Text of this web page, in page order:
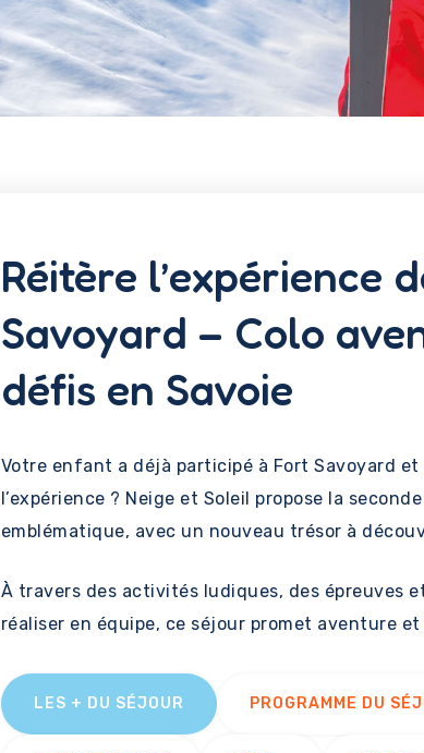
Réitère l’expérience
Savoyard – Colo
défis en Savoie
Votre enfant a déjà participé à Fort Savoyard
l’expérience ? Neige et Soleil propose la
emblématique, avec un nouveau trésor à
À travers des activités ludiques, des épreuves
réaliser en équipe, ce séjour promet aventure
LES + DU SÉJOUR PROGRAMME DU